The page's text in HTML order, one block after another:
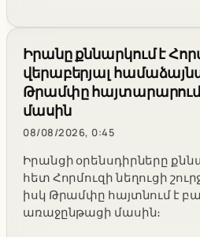
Իրանը քննարկում է
վերաբերյալ
Թրամփը
մասին
08/08/2026, 0:45
Իրանցի օրենսդիրները
հետ Հորմուզի նեղուցի
իսկ Թրամփը հայտնում է
առաջընթացի մասին։